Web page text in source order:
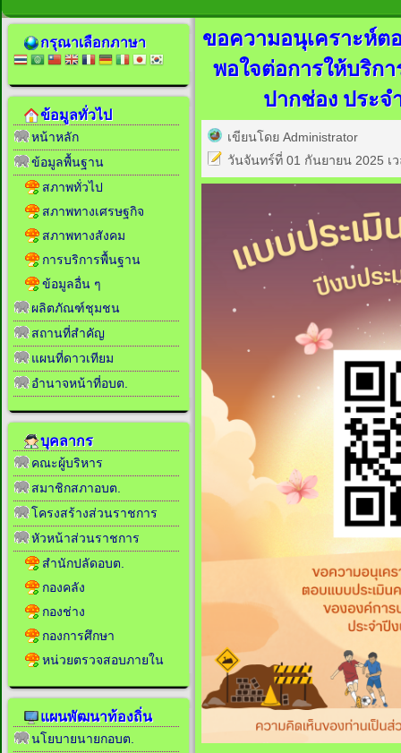
ขอความอนุเคราะห์ต
พอใจต่อการให้บริก
ปากช่อง ประ
เขียนโดย Administrator
วันจันทร์ที่ 01 กันยายน 2025 เ
กรุณาเลือกภาษา
ข้อมูลทั่วไป
หน้าหลัก
ข้อมูลพื้นฐาน
สภาพทั่วไป
สภาพทางเศรษฐกิจ
สภาพทางสังคม
การบริการพื้นฐาน
ข้อมูลอื่น ๆ
ผลิตภัณฑ์ชุมชน
สถานที่สำคัญ
แผนที่ดาวเทียม
อำนาจหน้าที่อบต.
บุคลากร
คณะผู้บริหาร
สมาชิกสภาอบต.
โครงสร้างส่วนราชการ
หัวหน้าส่วนราชการ
สำนักปลัดอบต.
กองคลัง
กองช่าง
กองการศึกษา
หน่วยตรวจสอบภายใน
แผนพัฒนาท้องถิ่น
นโยบายนายกอบต.